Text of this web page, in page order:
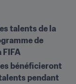
talents de la
de
FIFA
bénéficieront
pendant